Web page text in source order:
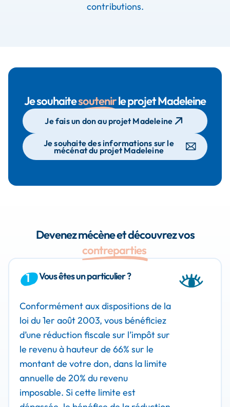
contributions.
Je souhaitesoutenirle projet Madeleine
Je fais un don au projet Madeleine
Je souhaite des informations sur le
mécénat du projet Madeleine
Devenez mécène et découvrez vos
contreparties
1
Vous êtes un particulier ?
Conformément aux dispositions de la
loi du 1er août 2003, vous bénéficiez
d’une réduction fiscale sur l’impôt sur
le revenu à hauteur de 66% sur le
montant de votre don, dans la limite
annuelle de 20% du revenu
imposable. Si cette limite est